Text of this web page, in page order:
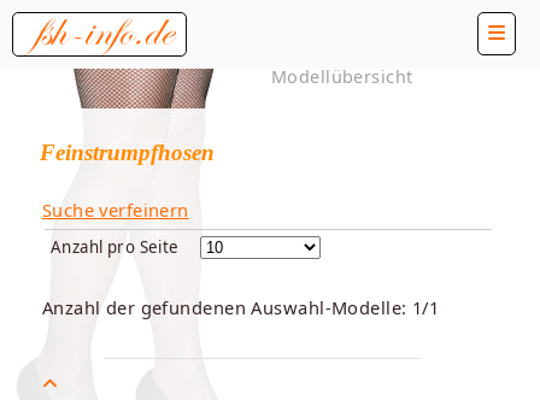
Modellübersicht
Feinstrumpfhosen
Suche verfeinern
Anzahl pro Seite
Anzahl der gefundenen Auswahl-Modelle: 1/1